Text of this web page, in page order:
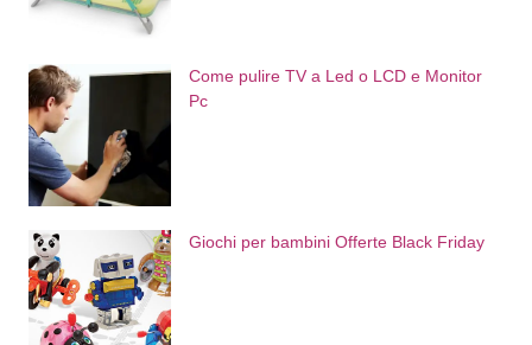
Come pulire TV a Led o LCD e Monitor
Pc
Giochi per bambini Offerte Black Friday